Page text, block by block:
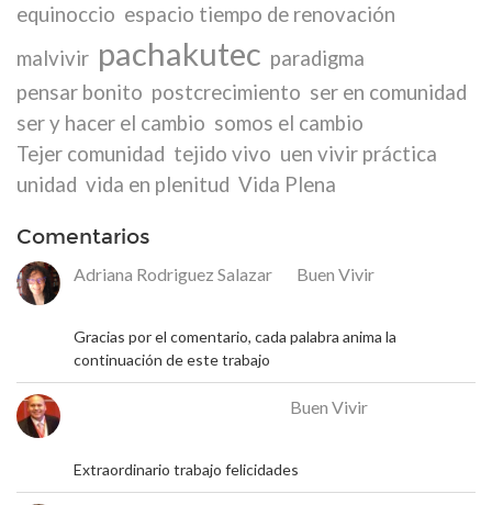
equinoccio espacio tiempo de renovación
malvivir pachakutec paradigma
pensar bonito postcrecimiento ser en comunidad
ser y hacer el cambio somos el cambio
Tejer comunidad tejido vivo uen vivir práctica
unidad vida en plenitud Vida Plena
Comentarios
Adriana Rodriguez Salazar Buen Vivir
Gracias por el comentario, cada palabra anima la
continuación de este trabajo
Buen Vivir
Extraordinario trabajo felicidades